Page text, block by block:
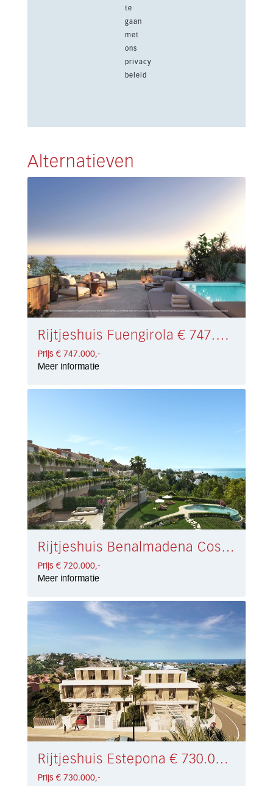
te
gaan
met
ons
privacy
beleid
Alternatieven
Rijtjeshuis Fuengirola € 747.000,-
Prijs € 747.000,-
Meer informatie
Rijtjeshuis Benalmadena Costa € 720.000,-
Prijs € 720.000,-
Meer informatie
Rijtjeshuis Estepona € 730.000,-
Prijs € 730.000,-